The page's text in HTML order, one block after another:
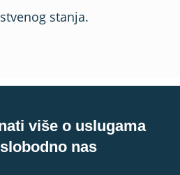
stanja.
više o uslugama
nas